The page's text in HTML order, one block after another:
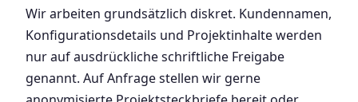
Wir arbeiten grundsätzlich diskret. Kundennamen,
Konfigurationsdetails und Projektinhalte werden
nur auf ausdrückliche schriftliche Freigabe
genannt. Auf Anfrage stellen wir gerne